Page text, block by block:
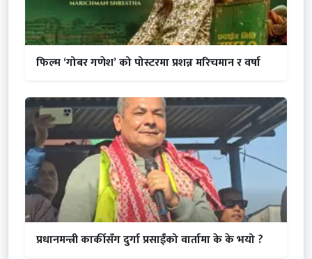
फिल्म ‘गोबर गणेश’ को पोस्टरमा प्रशन्न मरिचमान र वर्षा
प्रधानमन्त्री कार्कीसँग दुर्गा प्रसाईंको वार्तामा के के भयो ?